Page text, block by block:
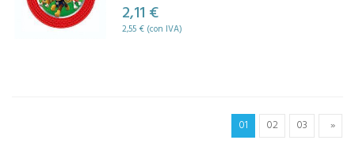
2,11 €
2,55 € (con IVA)
01 02 03 »